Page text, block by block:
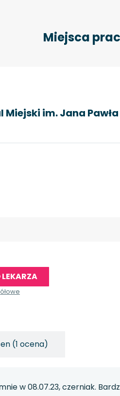
Miejsca
im. Jana
(1 ocena)
w 08.07.23, czerniak.